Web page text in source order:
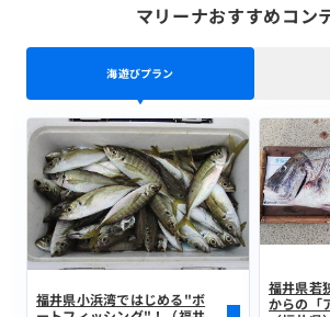
マリーナおすすめコン
海遊びプラン
福井県小浜湾ではじめる"ボ
福井県若
からの「